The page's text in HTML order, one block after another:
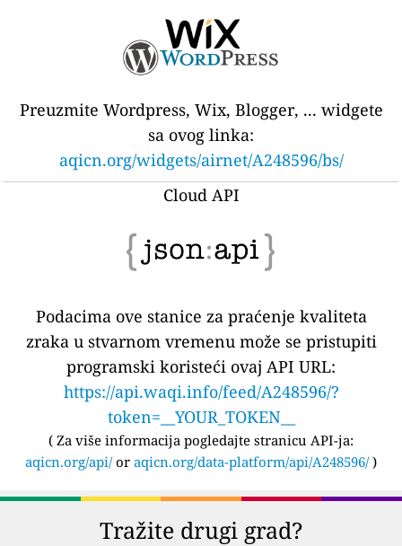
Preuzmite Wordpress, Wix, Blogger, ... widgete
sa ovog linka:
aqicn.org/widgets/airnet/A248596/bs/
Cloud API
Podacima ove stanice za praćenje kvaliteta
zraka u stvarnom vremenu može se pristupiti
programski koristeći ovaj API URL:
https://api.waqi.info/feed/A248596/?
token=__YOUR_TOKEN__
( Za više informacija pogledajte stranicu API-ja:
aqicn.org/api/or aqicn.org/data-platform/api/A248596/)
Tražite drugi grad?